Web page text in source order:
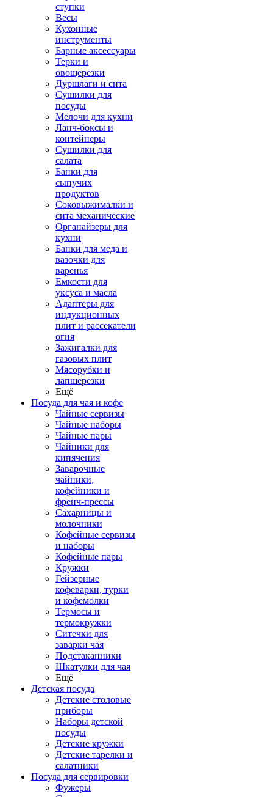
ступки
Весы
Кухонные
инструменты
Барные аксессуары
Терки и
овощерезки
Дуршлаги и сита
Сушилки для
посуды
Мелочи для кухни
Ланч-боксы и
контейнеры
Сушилки для
салата
Банки для
сыпучих
продуктов
Соковыжималки и
сита механические
Органайзеры для
кухни
Банки для меда и
вазочки для
варенья
Емкости для
уксуса и масла
Адаптеры для
индукционных
плит и рассекатели
огня
Зажигалки для
газовых плит
Мясорубки и
лапшерезки
Ещё
Посуда для чая и кофе
Чайные сервизы
Чайные наборы
Чайные пары
Чайники для
кипячения
Заварочные
чайники,
кофейники и
френч-прессы
Сахарницы и
молочники
Кофейные сервизы
и наборы
Кофейные пары
Кружки
Гейзерные
кофеварки, турки
и кофемолки
Термосы и
термокружки
Ситечки для
заварки чая
Подстаканники
Шкатулки для чая
Ещё
Детская посуда
Детские столовые
приборы
Наборы детской
посуды
Детские кружки
Детские тарелки и
салатники
Посуда для сервировки
Фужеры